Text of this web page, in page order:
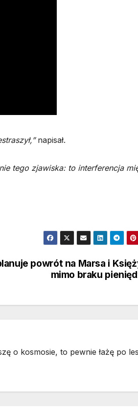
napisał.
tego zjawiska: to interferencja
powrót na Marsa i
mimo braku
o kosmosie, to pewnie łażę po